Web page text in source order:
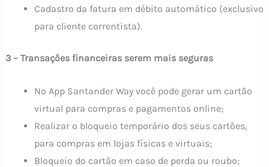
Cadastro da fatura em débito automático (exclusivo
para cliente correntista).
3 – Transações financeiras serem mais seguras
No App Santander Way você pode gerar um cartão
virtual para compras e pagamentos online;
Realizar o bloqueio temporário dos seus cartões,
para compras em lojas físicas e virtuais;
Bloqueio do cartão em caso de perda ou roubo;